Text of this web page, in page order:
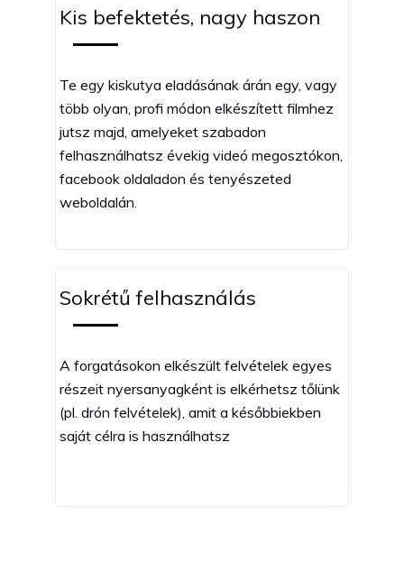
Kis befektetés, nagy haszon
Te egy kiskutya eladásának árán egy, vagy
több olyan, profi módon elkészített filmhez
jutsz majd, amelyeket szabadon
felhasználhatsz évekig videó megosztókon,
facebook oldaladon és tenyészeted
weboldalán.
Sokrétű felhasználás
A forgatásokon elkészült felvételek egyes
részeit nyersanyagként is elkérhetsz tőlünk
(pl. drón felvételek), amit a későbbiekben
saját célra is használhatsz